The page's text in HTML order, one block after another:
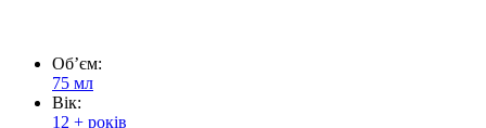
Обʼєм:
75 мл
Вік:
12 + років